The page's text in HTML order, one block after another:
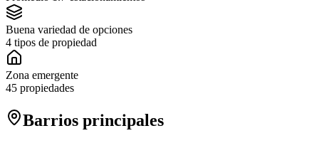
Buena variedad de opciones
4 tipos de propiedad
Zona emergente
45 propiedades
Barrios principales